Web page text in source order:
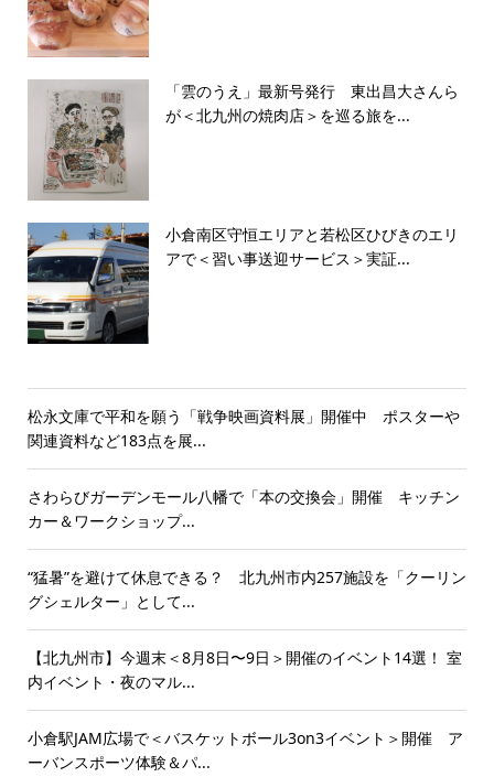
「雲のうえ」最新号発行 東出昌大さんら
が＜北九州の焼肉店＞を巡る旅を...
小倉南区守恒エリアと若松区ひびきのエリ
アで＜習い事送迎サービス＞実証...
松永文庫で平和を願う「戦争映画資料展」開催中 ポスターや
関連資料など183点を展...
さわらびガーデンモール八幡で「本の交換会」開催 キッチン
カー＆ワークショップ...
“猛暑”を避けて休息できる？ 北九州市内257施設を「クーリン
グシェルター」として...
【北九州市】今週末＜8月8日〜9日＞開催のイベント14選！ 室
内イベント・夜のマル...
小倉駅JAM広場で＜バスケットボール3on3イベント＞開催 ア
ーバンスポーツ体験＆パ...